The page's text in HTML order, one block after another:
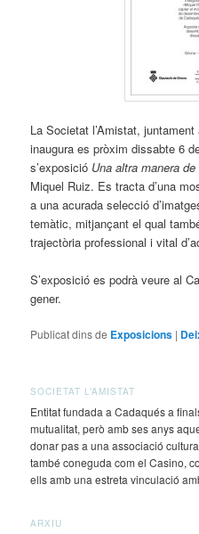
La Societat l’Amistat,
inaugura es pròxim dissabte 6
s’exposició Una altra manera
Miquel Ruiz. Es tracta d’una
a una acurada selecció
temàtic, mitjançant el qual
trajectòria professional i vital
S’exposició es podrà veure al
gener.
Publicat dins de Exposicions |
SOCIETAT L’AMISTAT
Entitat fundada a Cadaqués a
mutualitat, però amb ses anys
donar pas a una associació
també coneguda com el Casino,
ells amb una estreta vinculació
ARXIU